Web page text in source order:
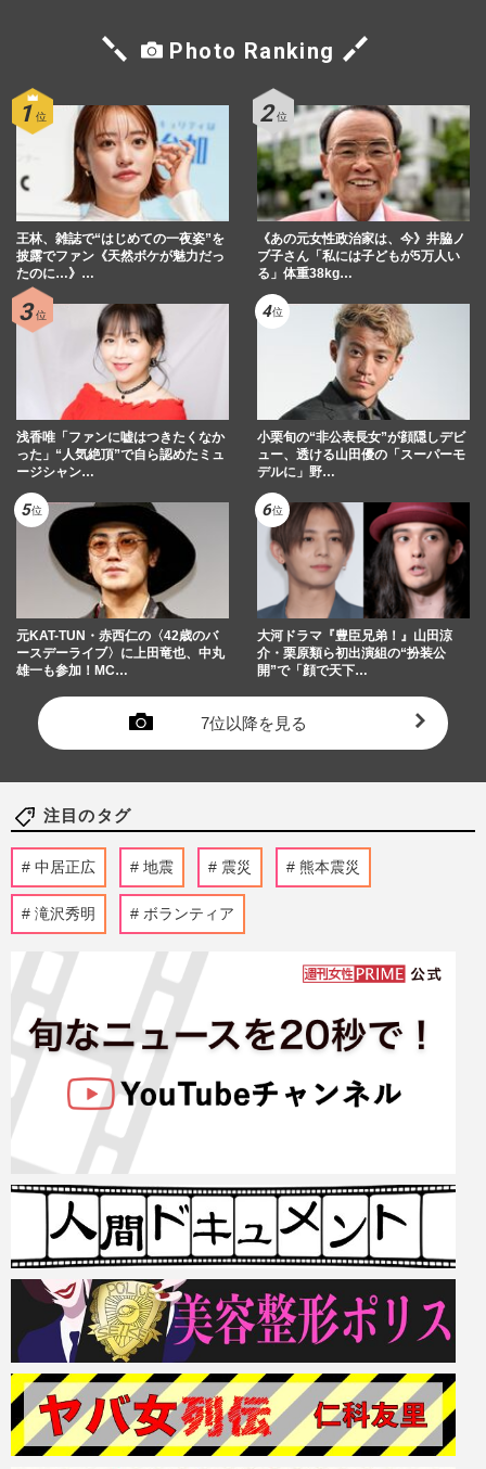
Photo Ranking
王林、雑誌で“はじめての一夜姿”を
披露でファン《天然ボケが魅力だっ
たのに…》…
《あの元女性政治家は、今》井脇ノ
ブ子さん「私には子どもが5万人い
る」体重38kg…
浅香唯「ファンに嘘はつきたくなか
った」“人気絶頂”で自ら認めたミュ
ージシャン…
小栗旬の“非公表長女”が顔隠しデビ
ュー、透ける山田優の「スーパーモ
デルに」野…
元KAT-TUN・赤西仁の〈42歳のバ
ースデーライブ〉に上田竜也、中丸
雄一も参加！MC…
大河ドラマ『豊臣兄弟！』山田涼
介・栗原類ら初出演組の“扮装公
開”で「顔で天下…
7位以降を見る
注目のタグ
中居正広 地震 震災 熊本震災
滝沢秀明 ボランティア